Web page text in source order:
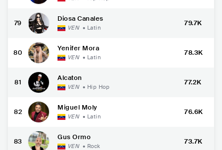
79
Diosa Canales
VEN • Latin
79.7K
80
Yenifer Mora
VEN • Latin
78.3K
81
Alcaton
VEN • Hip Hop
77.2K
82
Miguel Moly
VEN • Latin
76.6K
83
Gus Ormo
VEN • Rock
73.7K